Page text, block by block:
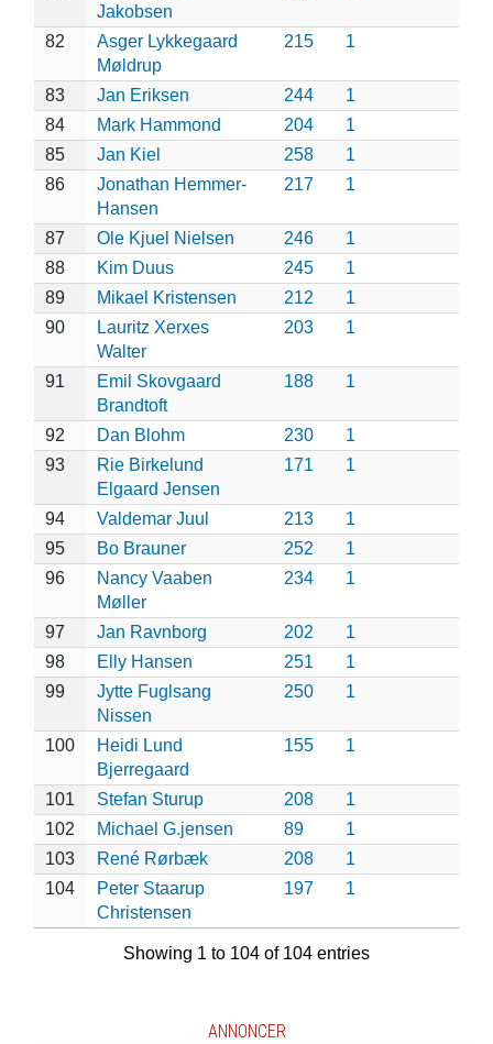
Jakobsen
82
Asger Lykkegaard
Møldrup
215 1
83 Jan Eriksen 244
1
84
Mark Hammond 204
1
85
Jan Kiel 258
1
86
Jonathan Hemmer-
Hansen
217 1
87 Ole Kjuel Nielsen 246
1
88
Kim Duus 245
1
89
Mikael Kristensen 212
1
90
Lauritz Xerxes
Walter
203 1
91
Emil Skovgaard
Brandtoft
188 1
92 Dan Blohm 230
1
93
Rie Birkelund
Elgaard Jensen
171 1
94 Valdemar Juul 213
1
95
Bo Brauner 252
1
96
Nancy Vaaben
Møller
234 1
97 Jan Ravnborg 202
1
98
Elly Hansen 251
1
99
Jytte Fuglsang
Nissen
250 1
100
Heidi Lund
Bjerregaard
155 1
101 Stefan Sturup 208
1
102
Michael G.jensen 89
1
103
René Rørbæk 208
1
104
Peter Staarup
Christensen
197 1
Showing 1 to 104 of 104 entries
ANNONCER